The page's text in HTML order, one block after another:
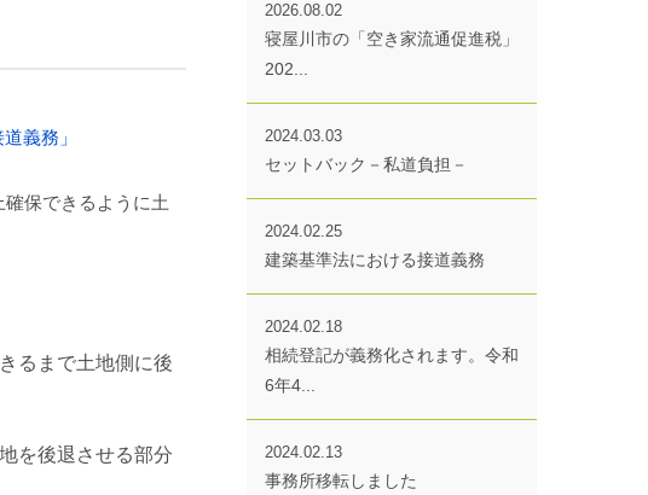
義務」
保できるように土
るまで土地側に後
を後退させる部分
2026.08.02
寝屋川市の「空き家流通促進税」
202...
2024.03.03
セットバック－私道負担－
2024.02.25
建築基準法における接道義務
2024.02.18
相続登記が義務化されます。令和
6年4...
2024.02.13
事務所移転しました